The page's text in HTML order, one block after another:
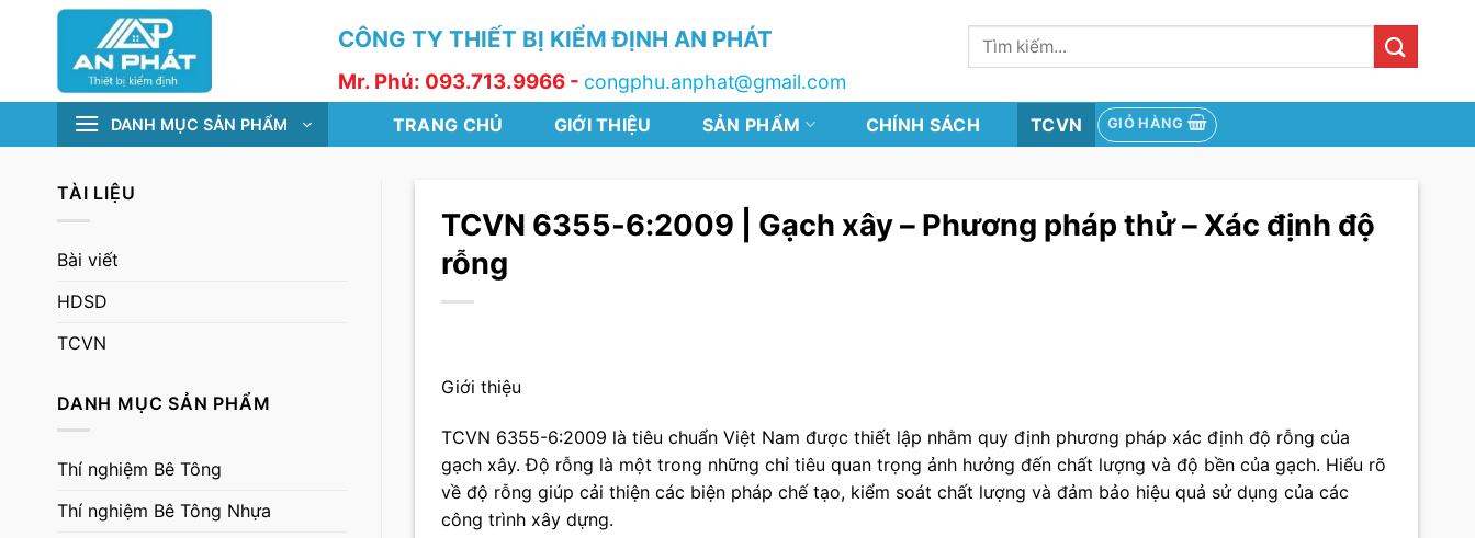
CÔNG TY THIẾT BỊ KIỂM ĐỊNH AN PHÁT
Mr. Phú: 093.713.9966 - congphu.anphat@gmail.com
Tìm
kiếm:
DANH MỤC SẢN PHẨM TRANG CHỦ GIỚI THIỆU SẢN PHẨM CHÍNH SÁCH TCVN GIỎ HÀNG
TÀI LIỆU
Bài viết
HDSD
TCVN
DANH MỤC SẢN PHẨM
Thí nghiệm Bê Tông
Thí nghiệm Bê Tông Nhựa
TCVN 6355-6:2009 | Gạch xây – Phương pháp thử – Xác định độ
rỗng
Giới thiệu
TCVN 6355-6:2009 là tiêu chuẩn Việt Nam được thiết lập nhằm quy định phương pháp xác định độ rỗng của
gạch xây. Độ rỗng là một trong những chỉ tiêu quan trọng ảnh hưởng đến chất lượng và độ bền của gạch. Hiểu rõ
về độ rỗng giúp cải thiện các biện pháp chế tạo, kiểm soát chất lượng và đảm bảo hiệu quả sử dụng của các
công trình xây dựng.